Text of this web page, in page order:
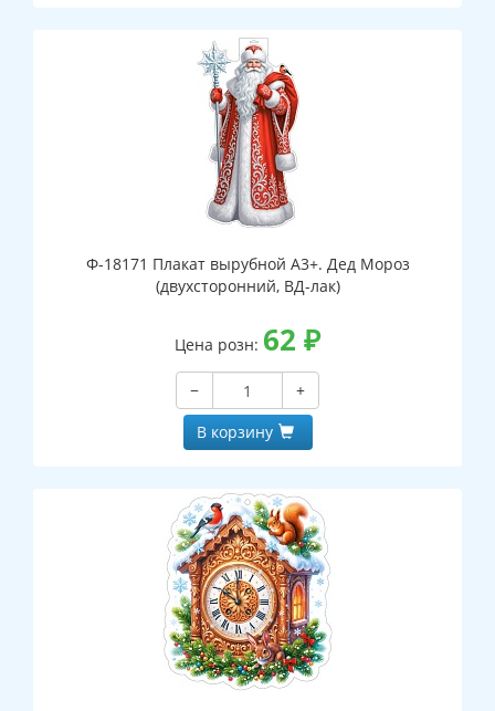
Ф-18171 Плакат вырубной А3+. Дед Мороз
(двухсторонний, ВД-лак)
Цена розн: 62 ₽
−
+
В корзину